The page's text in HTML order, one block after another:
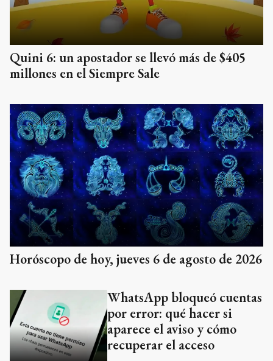
Quini 6: un apostador se llevó más de $405
millones en el Siempre Sale
Horóscopo de hoy, jueves 6 de agosto de 2026
WhatsApp bloqueó cuentas
por error: qué hacer si
aparece el aviso y cómo
recuperar el acceso